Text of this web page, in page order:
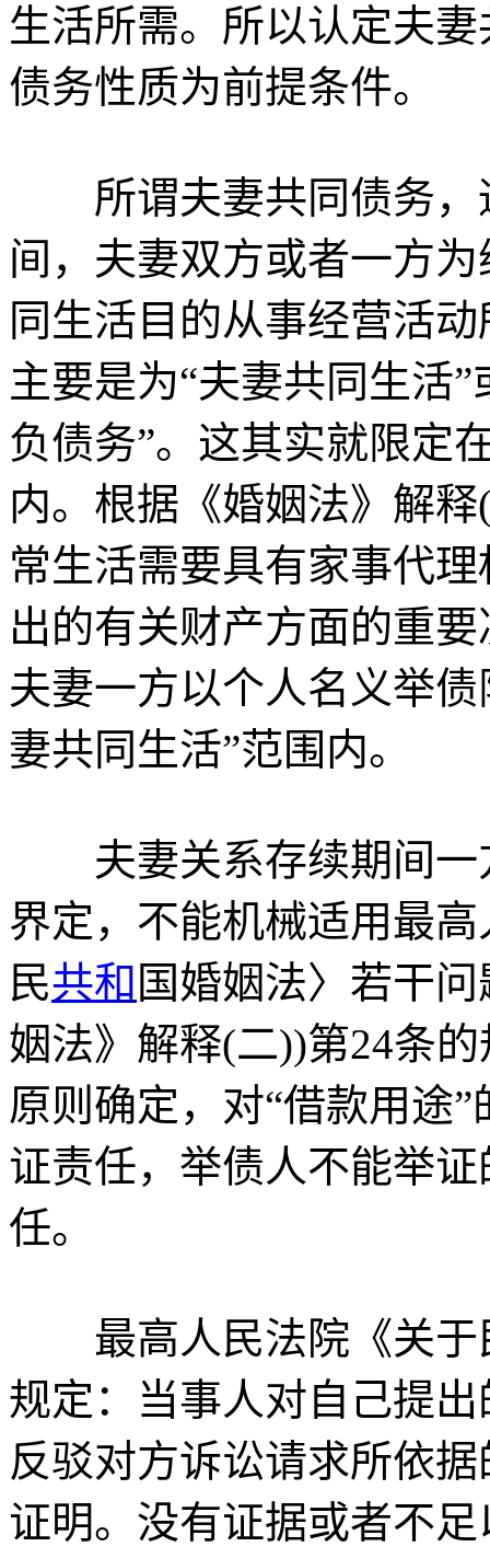
生活所需。所以认定夫
债务性质为前提条件。
所谓夫妻共同债务，
间，夫妻双方或者一方
同生活目的从事经营活
主要是为“夫妻共同生活
负债务”。这其实就限定
内。根据《婚姻法》解
常生活需要具有家事代
出的有关财产方面的重
夫妻一方以个人名义举
妻共同生活”范围内。
夫妻关系存续期间一
界定，不能机械适用最
民共和 国婚姻法〉若干
姻法》解释(二))第24条
原则确定，对“借款用途
证责任，举债人不能举
任。
最高人民法院《关于
规定：当事人对自己提
反驳对方诉讼请求所依
证明。没有证据或者不